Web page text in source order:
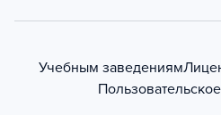
Учебным заведениям